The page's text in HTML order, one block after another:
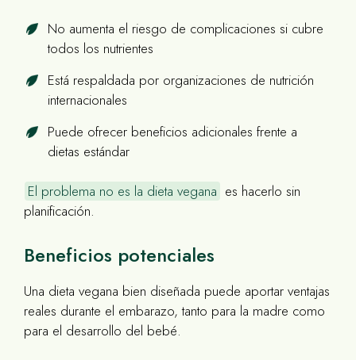
No aumenta el riesgo de complicaciones si cubre
todos los nutrientes
Está respaldada por organizaciones de nutrición
internacionales
Puede ofrecer beneficios adicionales frente a
dietas estándar
El problema no es la dieta vegana es hacerlo sin
planificación.
Beneficios potenciales
Una dieta vegana bien diseñada puede aportar ventajas
reales durante el embarazo, tanto para la madre como
para el desarrollo del bebé.